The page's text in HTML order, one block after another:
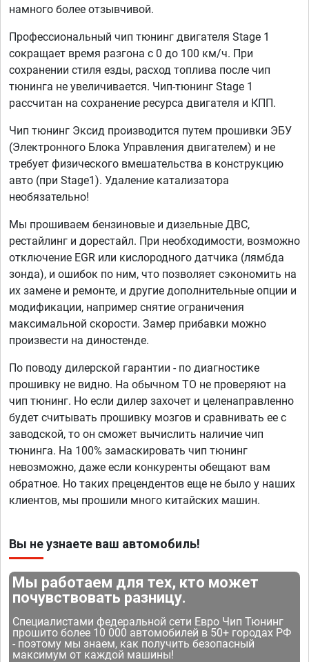
намного более отзывчивой.
Профессиональный чип тюнинг двигателя Stage 1
сокращает время разгона с 0 до 100 км/ч. При
сохранении стиля езды, расход топлива после чип
тюнинга не увеличивается. Чип-тюнинг Stage 1
рассчитан на сохранение ресурса двигателя и КПП.
Чип тюнинг Эксид производится путем прошивки ЭБУ
(Электронного Блока Управления двигателем) и не
требует физического вмешательства в конструкцию
авто (при Stage1). Удаление катализатора
необязательно!
Мы прошиваем бензиновые и дизельные ДВС,
рестайлинг и дорестайл. При необходимости, возможно
отключение EGR или кислородного датчика (лямбда
зонда), и ошибок по ним, что позволяет сэкономить на
их замене и ремонте, и другие дополнительные опции и
модификации, например снятие ограничения
максимальной скорости. Замер прибавки можно
произвести на диностенде.
По поводу дилерской гарантии - по диагностике
прошивку не видно. На обычном ТО не проверяют на
чип тюнинг. Но если дилер захочет и целенаправленно
будет считывать прошивку мозгов и сравнивать ее с
заводской, то он сможет вычислить наличие чип
тюнинга. На 100% замаскировать чип тюнинг
невозможно, даже если конкуренты обещают вам
обратное. Но таких прецендентов еще не было у наших
клиентов, мы прошили много китайских машин.
Вы не узнаете ваш автомобиль!
Мы работаем для тех, кто может
почувствовать разницу.
Специалистами федеральной сети Евро Чип Тюнинг
прошито более 10 000 автомобилей в 50+ городах РФ
- поэтому мы знаем, как получить безопасный
максимум от каждой машины!